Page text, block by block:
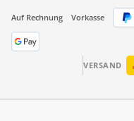
Auf Rechnung
Vorkasse
VERSAND